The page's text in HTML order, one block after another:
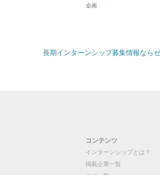
企画
長期インターンシップ募集情報なら
コンテンツ
インターンシップとは？
掲載企業一覧